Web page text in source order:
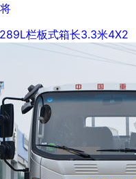
栏板式箱长3.3米4X2